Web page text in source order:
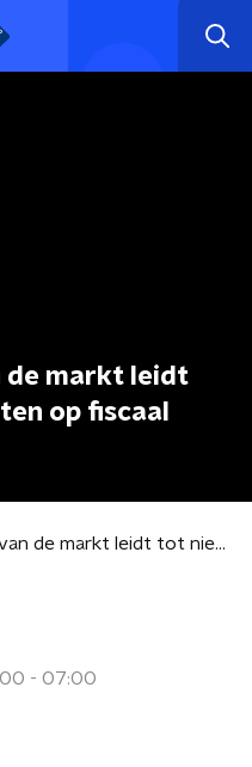
de markt leidt
op fiscaal
‘Digitaliseren van de markt leidt tot nieuwe inzichten op fiscaal gebied’
- 07:00